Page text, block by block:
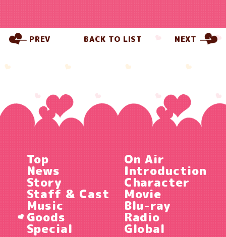
PREV BACK TO LIST NEXT
Top On Air
News Introduction
Story Character
Staff & Cast Movie
Music Blu-ray
Goods Radio
Special Global